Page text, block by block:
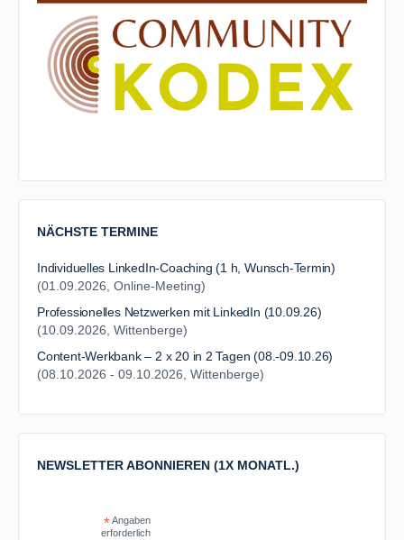
NÄCHSTE TERMINE
Individuelles LinkedIn-Coaching (1 h, Wunsch-Termin)
(01.09.2026, Online-Meeting)
Professionelles Netzwerken mit LinkedIn (10.09.26)
(10.09.2026, Wittenberge)
Content-Werkbank – 2 x 20 in 2 Tagen (08.-09.10.26)
(08.10.2026 - 09.10.2026, Wittenberge)
NEWSLETTER ABONNIEREN (1X MONATL.)
*Angaben
erforderlich